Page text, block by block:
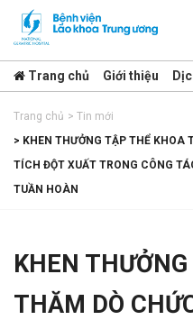
Trang chủ Giới thiệu
Trang chủ > Tin mới
> KHEN THƯỞNG TẬP THỂ KHOA
TÍCH ĐỘT XUẤT TRONG CÔNG
TUẦN HOÀN
KHEN
THĂM DÒ